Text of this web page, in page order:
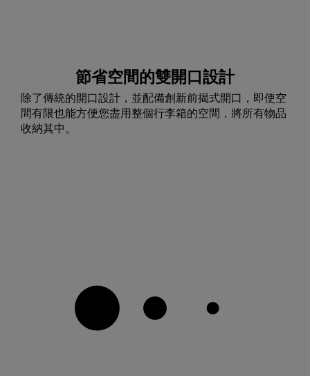
節省空間的雙開口設計
除了傳統的開口設計，並配備創新前揭式開口，即使空
間有限也能方便您盡用整個行李箱的空間，將所有物品
收納其中。